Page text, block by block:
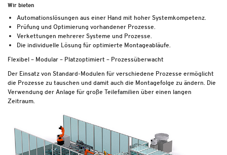
Wir bieten
Automationslösungen aus einer Hand mit hoher Systemkompetenz.
Prüfung und Optimierung vorhandener Prozesse.
Verkettungen mehrerer Systeme und Prozesse.
Die individuelle Lösung für optimierte Montageabläufe.
Flexibel – Modular – Platzoptimiert – Prozessüberwacht
Der Einsatz von Standard-Modulen für verschiedene Prozesse ermöglicht
die Prozesse zu tauschen und damit auch die Montagefolge zu ändern. Die
Verwendung der Anlage für große Teilefamilien über einen langen
Zeitraum.